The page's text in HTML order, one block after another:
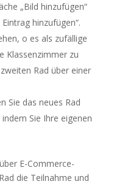
„Bild hinzufügen“
hinzufügen“.
o es als zufällige
Klassenzimmer zu
Rad über einer
Sie das neues Rad
Sie Ihre eigenen
E-Commerce-
die Teilnahme und